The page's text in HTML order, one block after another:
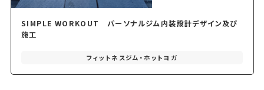
SIMPLE WORKOUT パーソナルジム内装設計デザイン及び
施工
フィットネスジム・ホットヨガ